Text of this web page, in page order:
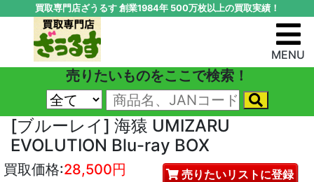
買取専門店ざうるす 創業1984年 500万枚以上の買取実績！
MENU
売りたいものをここで検索！
[ブルーレイ] 海猿 UMIZARU
EVOLUTION Blu-ray BOX
買取価格:28,500円
売りたいリストに登録